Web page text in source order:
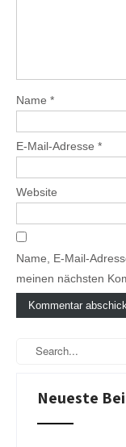
Name *
E-Mail-Adresse *
Website
Name, E-Mail-
meinen nächsten
Neueste